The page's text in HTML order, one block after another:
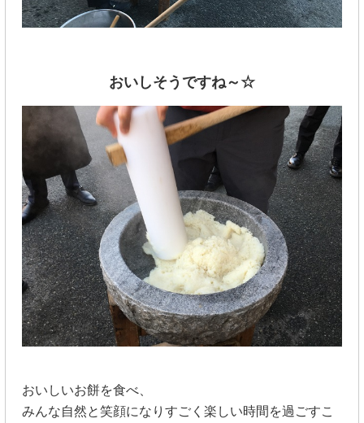
おいしそうですね～☆
おいしいお餅を食べ、
みんな自然と笑顔になりすごく楽しい時間を過ごすこ